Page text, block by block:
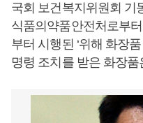
국회 보건복지위원회 기
식품의약품안전처로부
부터 시행된 ‘위해 화장
명령 조치를 받은 화장